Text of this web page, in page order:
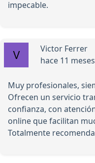
impecable.
Victor Ferrer
hace 11
Muy profesionales,
Ofrecen un servicio
confianza, con
online que facilitan
Totalmente